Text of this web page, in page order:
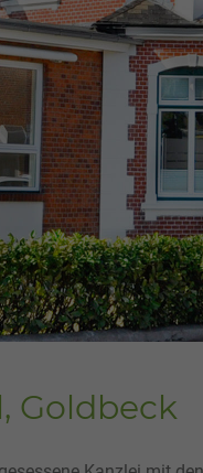
Goldbeck